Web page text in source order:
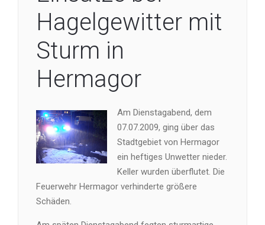
Hagelgewitter mit
Sturm in
Hermagor
Am Dienstagabend, dem
07.07.2009, ging über das
Stadtgebiet von Hermagor
ein heftiges Unwetter nieder.
Keller wurden überflutet. Die
Feuerwehr Hermagor verhinderte größere
Schäden.